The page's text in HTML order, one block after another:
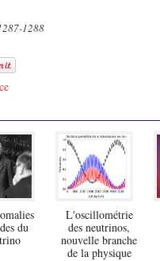
1288
du
L'oscillométrie
des neutrinos,
nouvelle branche
de la physique